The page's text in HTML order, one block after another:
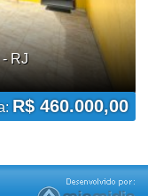
RJ
R$ 460.000,00